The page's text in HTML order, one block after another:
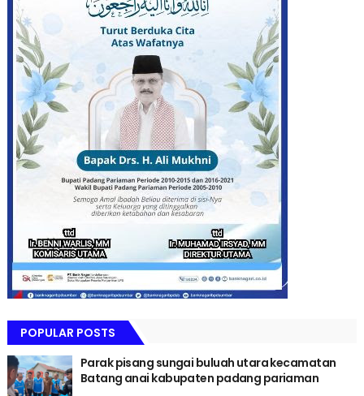
POPULAR POSTS
Parak pisang sungai buluah utara kecamatan
Batang anai kabupaten padang pariaman